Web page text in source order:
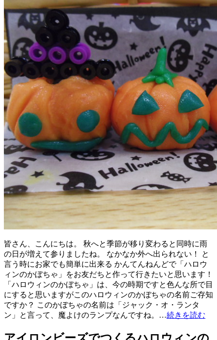
皆さん、こんにちは。 秋へと季節が移り変わると同時に雨
の日が増えて参りましたね。 なかなか外へ出られない！ と
言う時にお家でも簡単に出来る かんてんねんどで「ハロウ
ィンのかぼちゃ」をお友だちと作って行きたいと思います！
「ハロウィンのかぼちゃ」は、今の時期ですと色んな所で目
にすると思いますがこのハロウィンのかぼちゃの名前ご存知
ですか？ このかぼちゃの名前は「ジャック・オ・ランタ
ン」と言って、魔よけのランプなんですね。…続きを読む